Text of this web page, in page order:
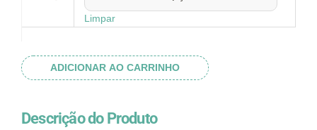
Limpar
ADICIONAR AO CARRINHO
Descrição do Produto